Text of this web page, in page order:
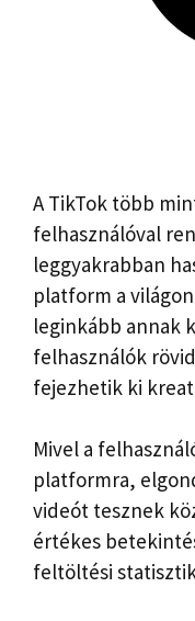
A TikTok több
felhasználóval
leggyakrabban
platform a
leginkább annak
felhasználók
fejezhetik ki
Mivel a
platformra,
videót tesznek
értékes
feltöltési